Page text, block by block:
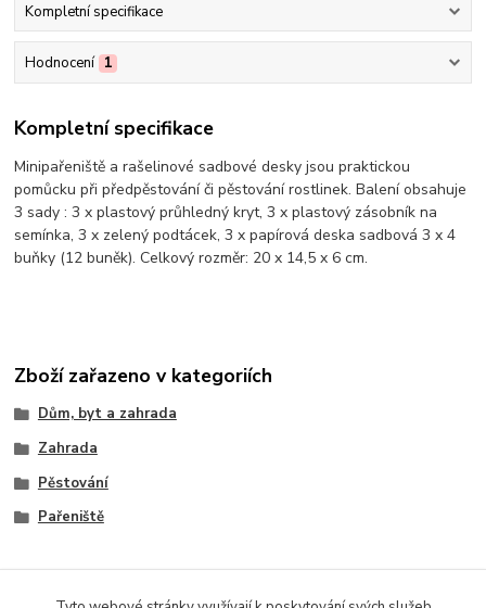
Kompletní specifikace
Hodnocení 1
Kompletní specifikace
Minipařeniště a rašelinové sadbové desky jsou praktickou
pomůcku při předpěstování či pěstování rostlinek. Balení obsahuje
3 sady : 3 x plastový průhledný kryt, 3 x plastový zásobník na
semínka, 3 x zelený podtácek, 3 x papírová deska sadbová 3 x 4
buňky (12 buněk). Celkový rozměr: 20 x 14,5 x 6 cm.
Zboží zařazeno v kategoriích
Dům, byt a zahrada
Zahrada
Pěstování
Pařeniště